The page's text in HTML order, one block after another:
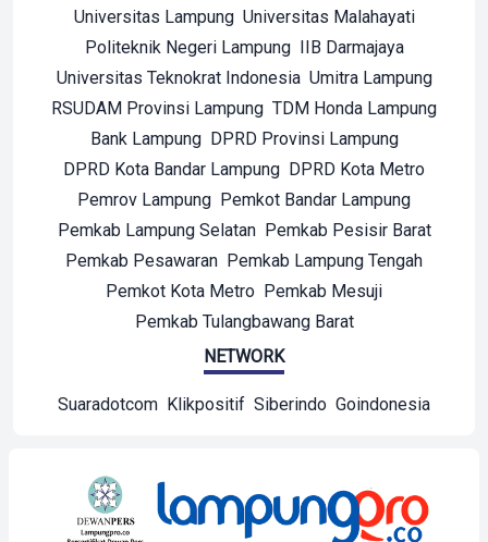
Universitas Lampung Universitas Malahayati
Politeknik Negeri Lampung IIB Darmajaya
Universitas Teknokrat Indonesia Umitra Lampung
RSUDAM Provinsi Lampung TDM Honda Lampung
Bank Lampung DPRD Provinsi Lampung
DPRD Kota Bandar Lampung DPRD Kota Metro
Pemrov Lampung Pemkot Bandar Lampung
Pemkab Lampung Selatan Pemkab Pesisir Barat
Pemkab Pesawaran Pemkab Lampung Tengah
Pemkot Kota Metro Pemkab Mesuji
Pemkab Tulangbawang Barat
NETWORK
Suaradotcom Klikpositif Siberindo Goindonesia